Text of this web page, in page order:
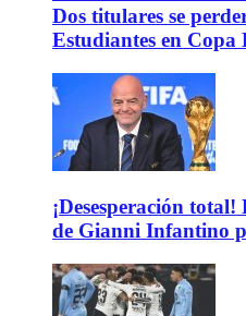
Dos titulares se
Estudiantes en Copa
¡Desesperación
de Gianni Infantino